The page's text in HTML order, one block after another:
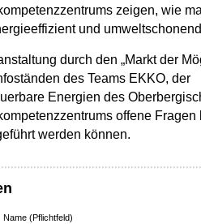
zeigen, wie
und
durch den „Markt der
des Teams EKKO, der
Energien des
offene Fragen
werden können.
Name (Pflichtfeld)